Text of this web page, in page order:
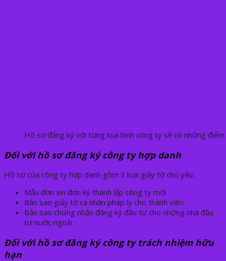
Hồ sơ đăng ký với từng loại hình công ty sẽ có những điểm
Đối với hồ sơ đăng ký công ty hợp danh
Hồ sơ của công ty hợp danh gồm 3 loại giấy tờ chủ yếu:
Mẫu đơn xin đơn ký thành lập công ty mới
Bản sao giấy tờ cá nhân pháp lý cho thành viên
Bản sao chứng nhận đăng ký đầu tư cho những nhà đầu
tư nước ngoài
Đối với hồ sơ đăng ký công ty trách nhiệm hữu
hạn